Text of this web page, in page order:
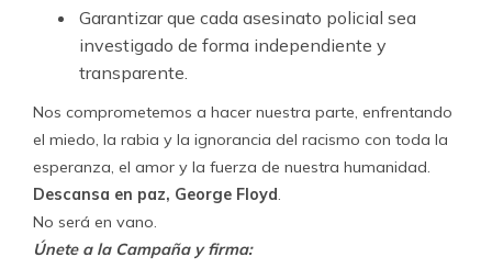
Garantizar que cada asesinato policial sea
investigado de forma independiente y
transparente.
Nos comprometemos a hacer nuestra parte, enfrentando
el miedo, la rabia y la ignorancia del racismo con toda la
esperanza, el amor y la fuerza de nuestra humanidad.
Descansa en paz, George Floyd.
No será en vano.
Únete a la Campaña y firma: